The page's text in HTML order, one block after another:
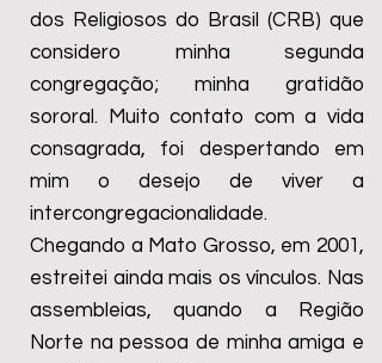
dos Religiosos do Brasil (CRB) que
considero minha segunda
congregação; minha gratidão
sororal. Muito contato com a vida
consagrada, foi despertando em
mim o desejo de viver a
intercongregacionalidade.
Chegando a Mato Grosso, em 2001,
estreitei ainda mais os vínculos. Nas
assembleias, quando a Região
Norte na pessoa de minha amiga e